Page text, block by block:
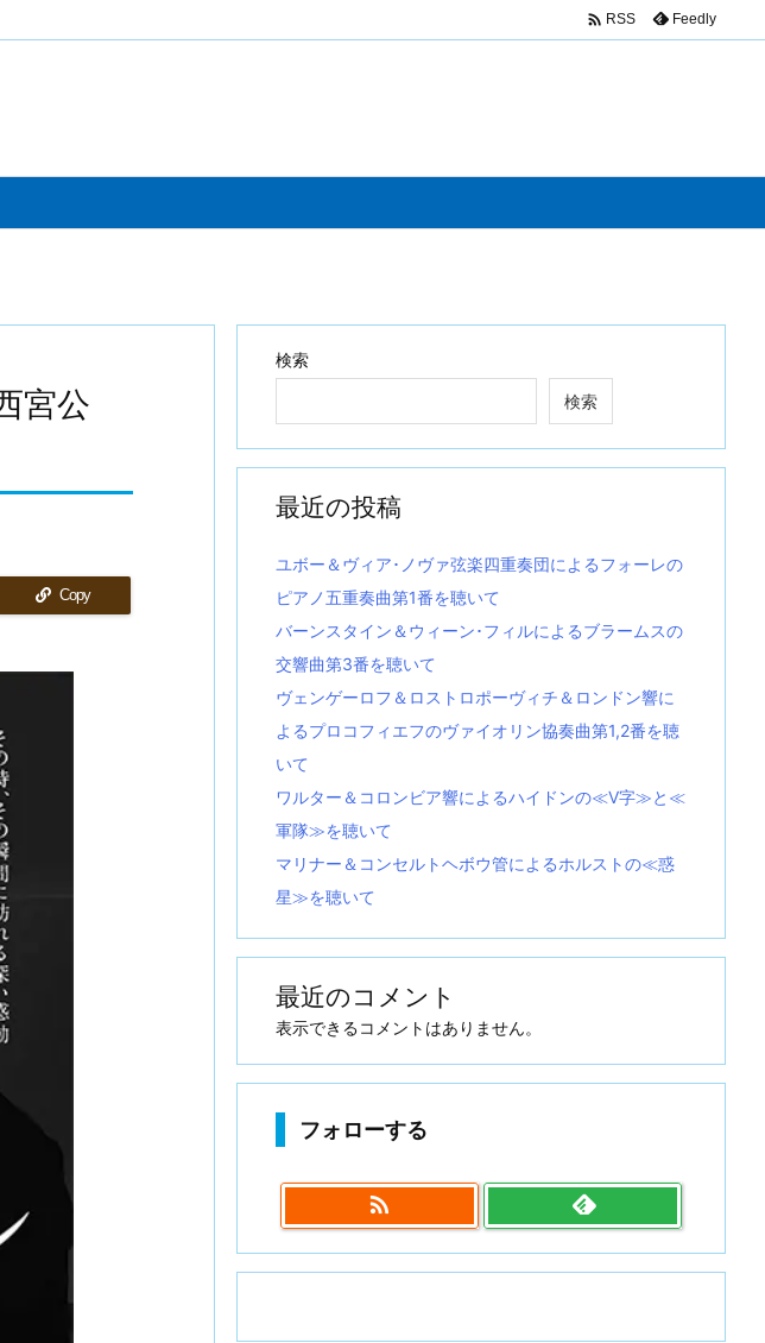
 RSS Feedly
宮公
Copy
検索
検索
最近の投稿
ユボー＆ヴィア･ノヴァ弦楽四重奏団によるフォーレの
ピアノ五重奏曲第1番を聴いて
バーンスタイン＆ウィーン･フィルによるブラームスの
交響曲第3番を聴いて
ヴェンゲーロフ＆ロストロポーヴィチ＆ロンドン響に
よるプロコフィエフのヴァイオリン協奏曲第1,2番を聴
いて
ワルター＆コロンビア響によるハイドンの≪V字≫と≪
軍隊≫を聴いて
マリナー＆コンセルトヘボウ管によるホルストの≪惑
星≫を聴いて
最近のコメント
表示できるコメントはありません。
フォローする
